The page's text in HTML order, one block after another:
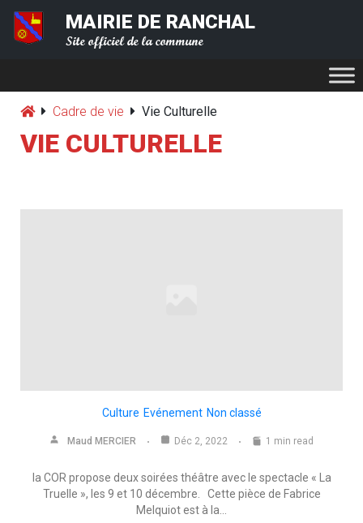
MAIRIE DE RANCHAL
Site officiel de la commune
Cadre de vie Vie Culturelle
VIE CULTURELLE
Culture Evénement Non classé
Maud MERCIER Déc 2, 2022 1 min read
la COR propose deux soirées théâtre avec le spectacle « La
Truelle », les 9 et 10 décembre. Cette pièce de Fabrice
Melquiot est à la…